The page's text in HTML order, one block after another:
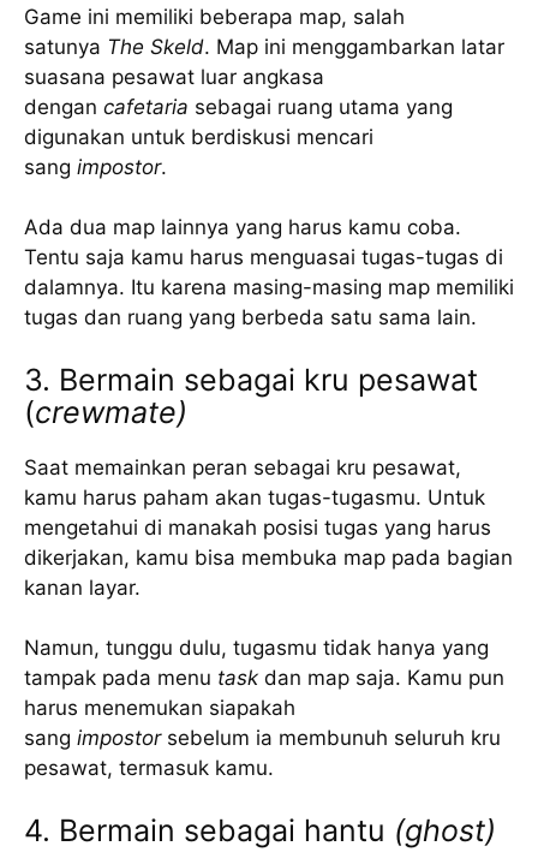
Game ini memiliki beberapa map, salah
satunya The Skeld. Map ini menggambarkan latar
suasana pesawat luar angkasa
dengan cafetaria sebagai ruang utama yang
digunakan untuk berdiskusi mencari
sang impostor.
Ada dua map lainnya yang harus kamu coba.
Tentu saja kamu harus menguasai tugas-tugas di
dalamnya. Itu karena masing-masing map memiliki
tugas dan ruang yang berbeda satu sama lain.
3. Bermain sebagai kru pesawat
(crewmate)
Saat memainkan peran sebagai kru pesawat,
kamu harus paham akan tugas-tugasmu. Untuk
mengetahui di manakah posisi tugas yang harus
dikerjakan, kamu bisa membuka map pada bagian
kanan layar.
Namun, tunggu dulu, tugasmu tidak hanya yang
tampak pada menu task dan map saja. Kamu pun
harus menemukan siapakah
sang impostorsebelum ia membunuh seluruh kru
pesawat, termasuk kamu.
4. Bermain sebagai hantu (ghost)